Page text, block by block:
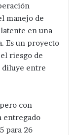
manejo de
en una
Es un proyecto
riesgo de
diluye entre
con
entregado
para 26